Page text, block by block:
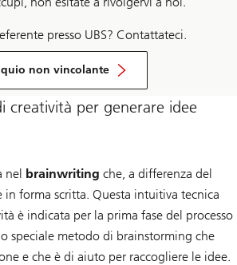
presso UBS? Contattateci.
non vincolante
creatività per generare idee
nel brainwriting che, a differenza del
in forma scritta. Questa intuitiva tecnica
è indicata per la prima fase del processo
speciale metodo di brainstorming che
e che è di aiuto per raccogliere le idee.